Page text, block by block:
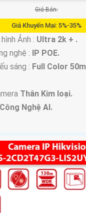
Giá Bán:
Giá Khuyến Mại: 5%-35%
Ảnh : Ultra 2k + .
nghệ : IP POE.
sáng : Full Color
Thân Kim loại.
Công Nghệ AI.